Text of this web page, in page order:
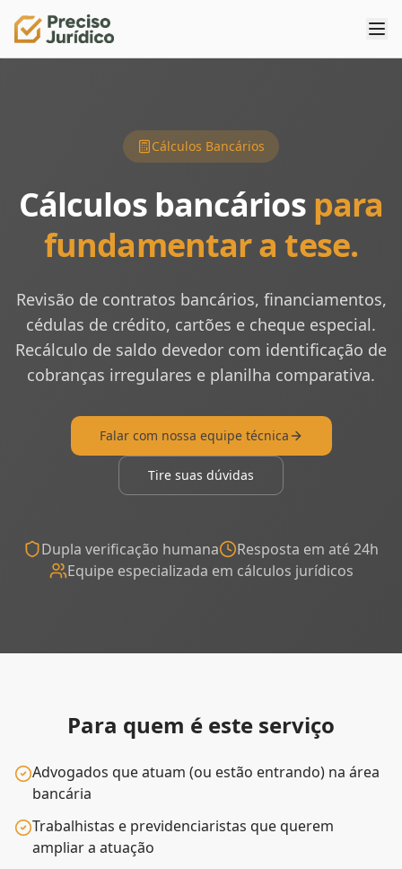
Cálculos Bancários
Cálculos bancários para
fundamentar a tese.
Revisão de contratos bancários, financiamentos,
cédulas de crédito, cartões e cheque especial.
Recálculo de saldo devedor com identificação de
cobranças irregulares e planilha comparativa.
Falar com nossa equipe técnica
Tire suas dúvidas
Dupla verificação humana
Resposta em até 24h
Equipe especializada em cálculos jurídicos
Para quem é este serviço
Advogados que atuam (ou estão entrando) na área
bancária
Trabalhistas e previdenciaristas que querem
ampliar a atuação